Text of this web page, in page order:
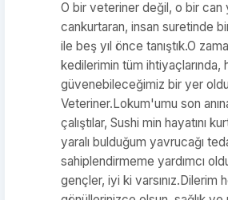
O bir veteriner değil, o bir can
cankurtaran, insan suretinde
ile beş yıl önce tanıştık.O
kedilerimin tüm ihtiyaçlarında,
güvenebileceğimiz bir yer
Veteriner.Lokum'umu son
çalıştılar, Sushi min hayatını
yaralı bulduğum yavrucağı
sahiplendirmeme yardımcı
gençler, iyi ki varsınız.Dilerim